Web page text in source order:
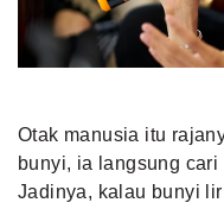
Otak manusia itu
bunyi, ia langsung
Jadinya, kalau bunyi